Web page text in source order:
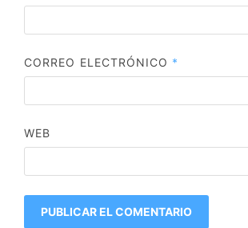
CORREO ELECTRÓNICO *
WEB